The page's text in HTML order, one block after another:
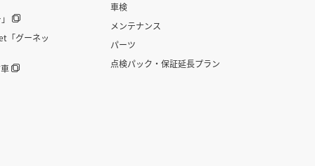
「グーネッ
車検
メンテナンス
パーツ
点検パック・保証延長プラン